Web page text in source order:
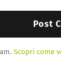
Scopri come